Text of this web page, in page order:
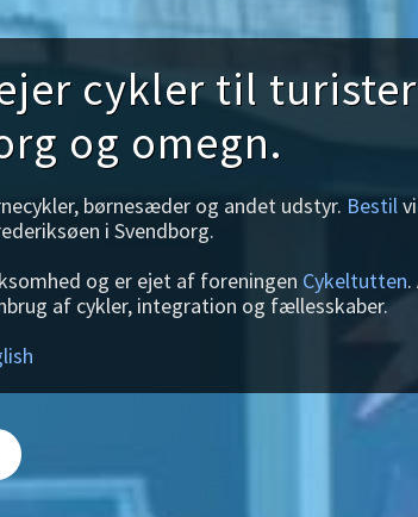
cykler til
og omegn.
børnesæder og andet udstyr. Bestil
i Svendborg.
og er ejet af foreningen Cykeltutten
af cykler, integration og fællesskaber.